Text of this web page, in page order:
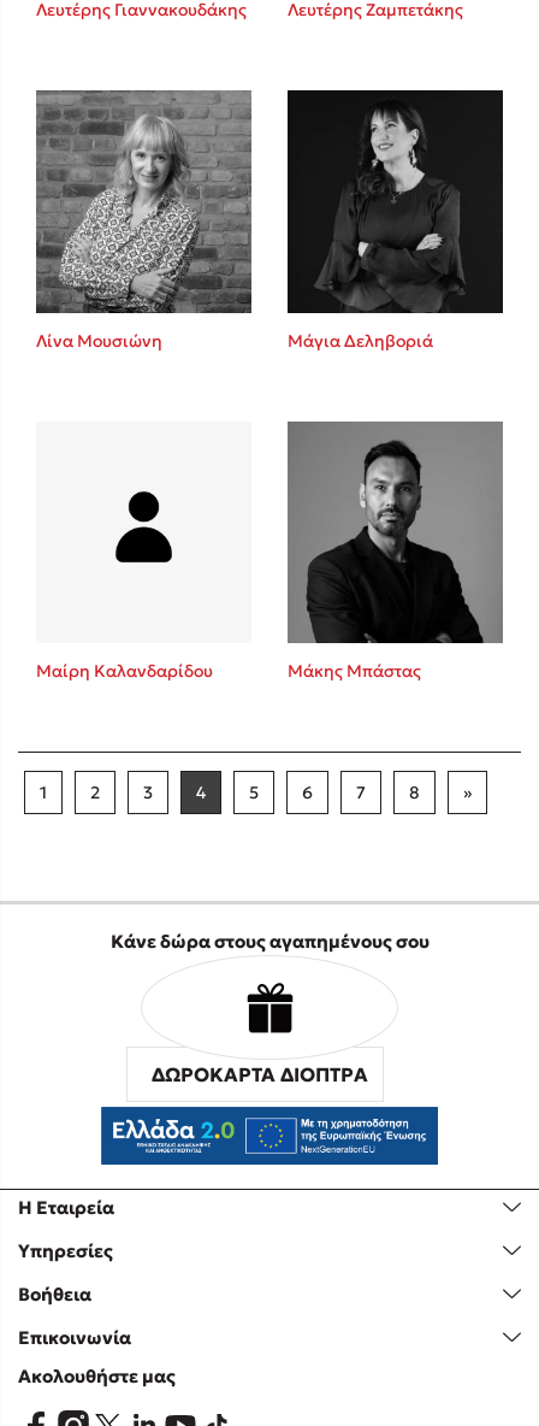
Λευτέρης Γιαννακουδάκης Λευτέρης Ζαμπετάκης
Λίνα Μουσιώνη Μάγια Δεληβοριά
Μαίρη Καλανδαρίδου Μάκης Μπάστας
1 2 3 4 5 6 7 8 »
Η Εταιρεία
Υπηρεσίες
Βοήθεια
Επικοινωνία
Κάνε δώρα στους αγαπημένους σου
ΔΩΡΟΚΑΡΤΑ ΔΙΟΠΤΡΑ
Ακολουθήστε μας